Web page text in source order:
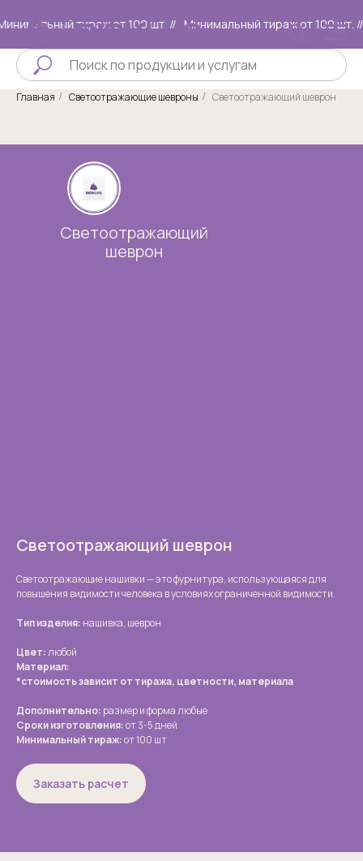
тираж от 100 шт. // Минимальный тираж от 100 шт. //
Главная / Светоотражающие шевроны / Светоотражающий шеврон
Светоотражающий
шеврон
Светоотражающий шеврон
Светоотражающие нашивки — это фурнитура, использующаяся для
повышения видимости человека в условиях ограниченной видимости.
Тип изделия: нашивка, шеврон
Цвет:любой
Материал:
*стоимость зависит от тиража, цветности, материала
Дополнительно: размер и форма любые
Сроки изготовления:от 3-5 дней
Минимальный тираж:от 100 шт
Заказать расчет